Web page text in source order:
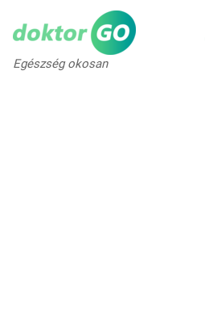
Egészség okosan